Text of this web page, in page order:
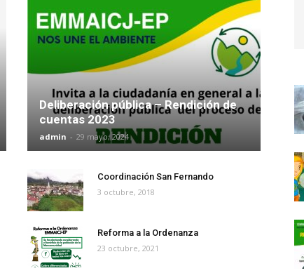
Deliberación pública – Rendición de
cuentas 2023
admin - 29 mayo, 2024
Coordinación San Fernando
3 octubre, 2018
Reforma a la Ordenanza
23 octubre, 2021